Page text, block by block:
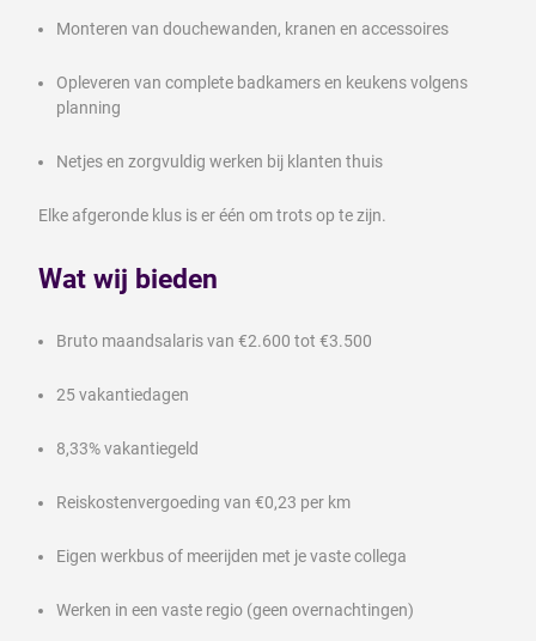
Monteren van douchewanden, kranen en accessoires
Opleveren van complete badkamers en keukens volgens
planning
Netjes en zorgvuldig werken bij klanten thuis
Elke afgeronde klus is er één om trots op te zijn.
Wat wij bieden
Bruto maandsalaris van €2.600 tot €3.500
25 vakantiedagen
8,33% vakantiegeld
Reiskostenvergoeding van €0,23 per km
Eigen werkbus of meerijden met je vaste collega
Werken in een vaste regio (geen overnachtingen)